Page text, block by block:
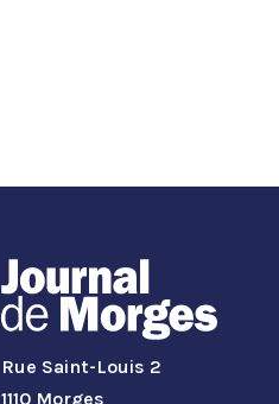
Rue Saint-Louis 2
1110 Morges